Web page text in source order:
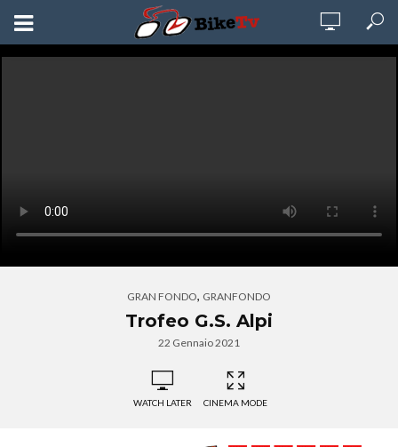
GRAN FONDO, GRANFONDO
Trofeo G.S. Alpi
22 Gennaio 2021
WATCH LATER CINEMA MODE